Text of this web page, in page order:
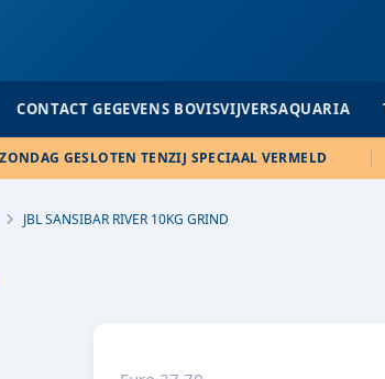
CONTACT GEGEVENS BOVISVIJVERSAQUARIA
ZONDAG GESLOTEN TENZIJ SPECIAAL VERMELD
JBL SANSIBAR RIVER 10KG GRIND